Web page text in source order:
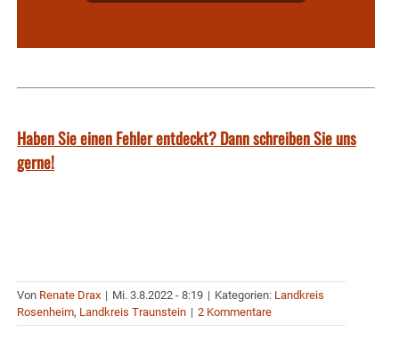
Haben Sie einen Fehler entdeckt? Dann schreiben Sie uns
gerne!
Von Renate Drax | Mi. 3.8.2022 - 8:19 | Kategorien: Landkreis
Rosenheim, Landkreis Traunstein | 2 Kommentare